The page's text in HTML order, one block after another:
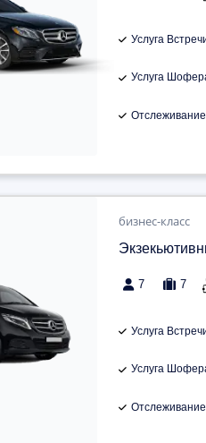
Услуга
Услуга
бизнес-класс
7 7
Услуга
Услуга